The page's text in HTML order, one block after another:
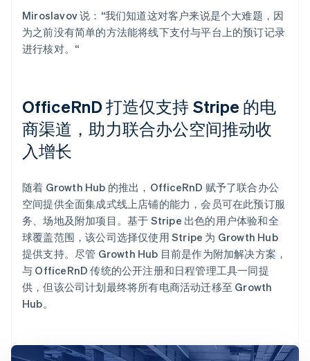
Miroslavov 说：“我们知道这对客户来说是个大难题，因
为之前没有简单的方法能将线下支付与平台上的预订记录
进行核对。“
OfficeRnD 打造仅支持 Stripe 的电
商渠道，助力联合办公空间推动收
入增长
随着 Growth Hub 的推出，OfficeRnD 赋予了联合办公
空间提供全面集成式线上店铺的能力，会员可在此预订服
务、场地及附加项目。基于 Stripe 出色的用户体验和全
球覆盖范围，该公司选择仅使用 Stripe 为 Growth Hub
提供支持。尽管 Growth Hub 目前是作为附加解决方案，
与 OfficeRnD 传统的公开注册和日程管理工具一同提
供，但该公司计划最终将所有电商活动迁移至 Growth
Hub。